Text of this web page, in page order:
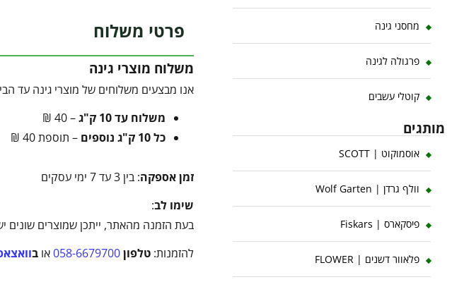
פרטי משלוח
משלוח מוצרי גינה
אנו מבצעים משלוחים של מוצרי גינה עד
משלוח עד 10 ק"ג
– 40 ₪
כל 10 ק"ג נוספים
– תוספת 40 ₪
זמן אספקה: בין 3 עד 7 ימי עסקים
שימו לב:
בעת הזמנה מהאתר, ייתכן שמוצרים שונים
להזמנות: טלפון058-6679700או ב
מחסני גינה
פרגולה לגינה
קוטלי עשבים
מותגים
אוסמוקוט | SCOTT
וולף גרדן | Wolf Garten
פיסקארס | Fiskars
פלאוור דשנים | FLOWER